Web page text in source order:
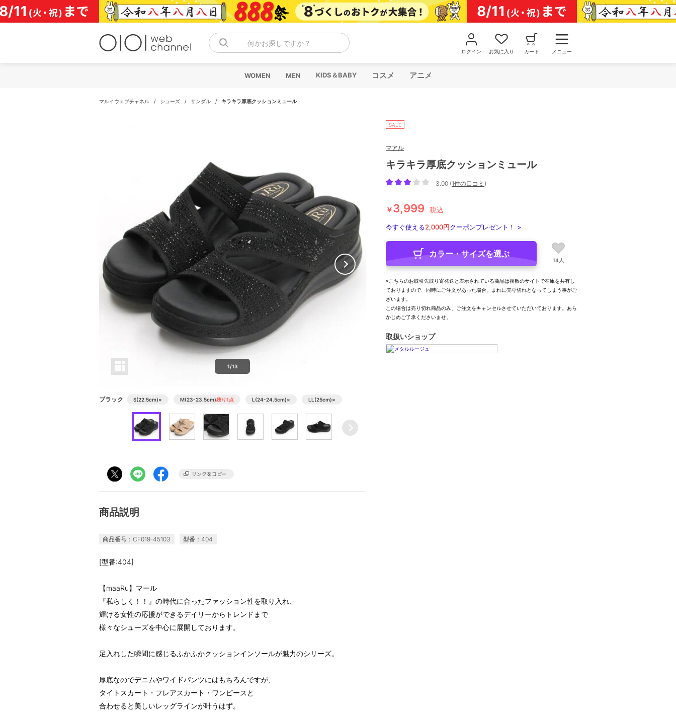
コ
ン
テ
何かお探しですか？
ログイン お気に入り カート メニュー
WOMEN MEN KIDS＆BABY コスメ アニメ
マルイウェブチャネル / シューズ / サンダル / キラキラ厚底クッションミュール
1/13
ブラック S(22.5cm)× M(23-23.5cm)残り1点 L(24-24.5cm)× LL(25cm)×
商品説明
商品番号：CF019-45103 型番：404
[型番:404]
【maaRu】マール
『私らしく！！』の時代に合ったファッション性を取り入れ、
輝ける女性の応援ができるデイリーからトレンドまで
様々なシューズを中心に展開しております。
足入れした瞬間に感じるふかふかクッションインソールが魅力のシリーズ。
厚底なのでデニムやワイドパンツにはもちろんですが、
タイトスカート・フレアスカート・ワンピースと
合わせると美しいレッグラインが叶うはず。
SALE
マアル
キラキラ厚底クッションミュール
3.00 (1件の口コミ )
￥3,999 税込
今すぐ使える2,000円クーポンプレゼント！ >
カラー・サイズを選ぶ
14人
※こちらのお取引先取り寄発送と表示されている商品は複数のサイトで在庫を共有し
ておりますので、同時にご注文があった場合、まれに売り切れとなってしまう事がご
ざいます。
この場合は売り切れ商品のみ、ご注文をキャンセルさせていただいております。あら
かじめご了承くださいませ。
取扱いショップ